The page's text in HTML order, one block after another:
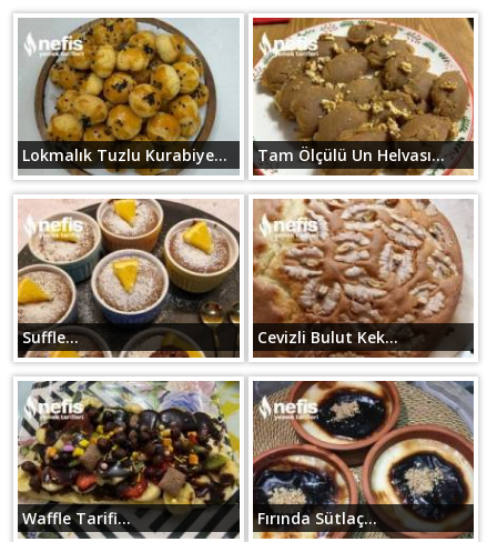
Lokmalık Tuzlu Kurabiye... Tam Ölçülü Un Helvası...
Suffle... Cevizli Bulut Kek...
Waffle Tarifi... Fırında Sütlaç...